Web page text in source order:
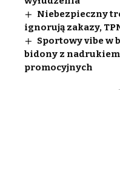
Niebezpieczny
ignorują zakazy,
Sportowy vibe w
bidony z
promocyjnych